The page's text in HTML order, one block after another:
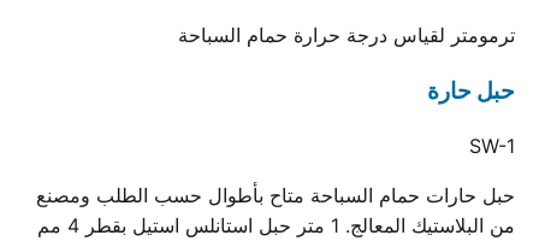
ترمومتر لقياس درجة حرارة حمام السباحة
حبل حارة
SW-1
حبل حارات حمام السباحة متاح بأطوال حسب الطلب ومصنع
من البلاستيك المعالج. 1 متر حبل استانلس استيل بقطر 4 مم